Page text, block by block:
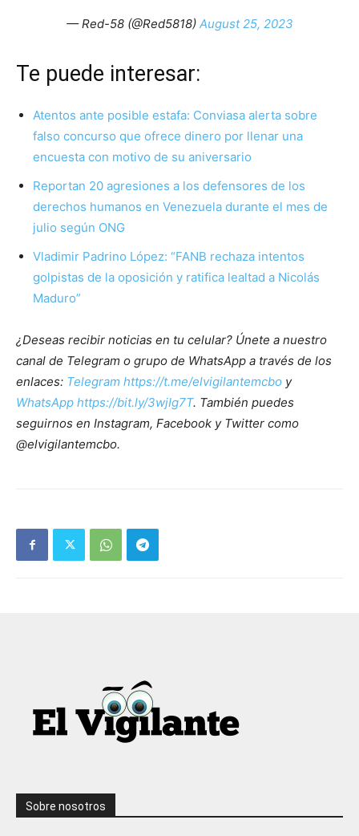
— Red-58 (@Red5818) August 25, 2023
Te puede interesar:
Atentos ante posible estafa: Conviasa alerta sobre
falso concurso que ofrece dinero por llenar una
encuesta con motivo de su aniversario
Reportan 20 agresiones a los defensores de los
derechos humanos en Venezuela durante el mes de
julio según ONG
Vladimir Padrino López: “FANB rechaza intentos
golpistas de la oposición y ratifica lealtad a Nicolás
Maduro”
¿Deseas recibir noticias en tu celular? Únete a nuestro
canal de Telegram o grupo de WhatsApp a través de los
enlaces: Telegram https://t.me/elvigilantemcbo y
WhatsApp https://bit.ly/3wjIg7T. También puedes
seguirnos en Instagram, Facebook y Twitter como
@elvigilantemcbo.
Sobre nosotros